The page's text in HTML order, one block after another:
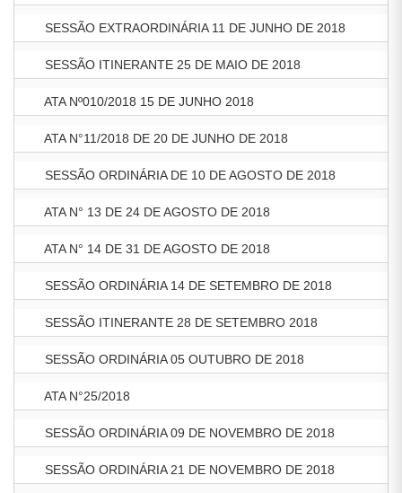
SESSÃO EXTRAORDINÁRIA 11 DE JUNHO DE 2018
SESSÃO ITINERANTE 25 DE MAIO DE 2018
ATA Nº010/2018 15 DE JUNHO 2018
ATA N°11/2018 DE 20 DE JUNHO DE 2018
SESSÃO ORDINÁRIA DE 10 DE AGOSTO DE 2018
ATA N° 13 DE 24 DE AGOSTO DE 2018
ATA N° 14 DE 31 DE AGOSTO DE 2018
SESSÃO ORDINÁRIA 14 DE SETEMBRO DE 2018
SESSÃO ITINERANTE 28 DE SETEMBRO 2018
SESSÃO ORDINÁRIA 05 OUTUBRO DE 2018
ATA N°25/2018
SESSÃO ORDINÁRIA 09 DE NOVEMBRO DE 2018
SESSÃO ORDINÁRIA 21 DE NOVEMBRO DE 2018